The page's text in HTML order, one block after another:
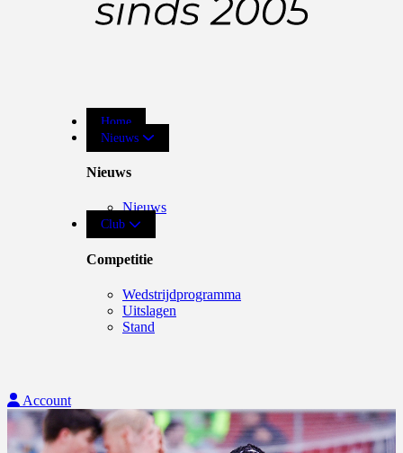
Home
Nieuws
Nieuws
Nieuws
Club
Competitie
Wedstrijdprogramma
Uitslagen
Stand
Account